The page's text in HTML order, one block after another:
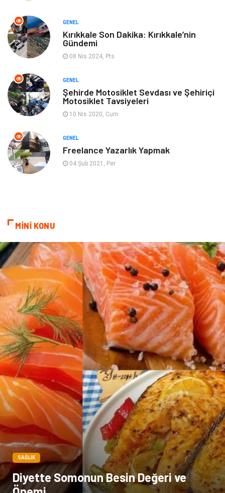
GENEL
Kırıkkale Son Dakika: Kırıkkale’nin
Gündemi
08 Nis 2024, Pts
GENEL
Şehirde Motosiklet Sevdası ve Şehiriçi
Motosiklet Tavsiyeleri
10 Nis 2020, Cum
GENEL
Freelance Yazarlık Yapmak
04 Şub 2021, Per
MİNİ KONU
SAĞLIK
Diyette Somonun Besin Değeri ve